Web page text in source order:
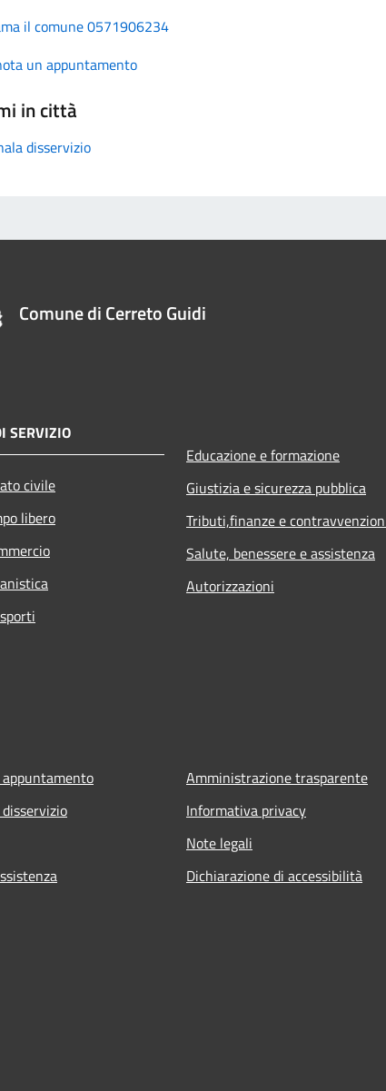
il comune 0571906234
un appuntamento
in città
disservizio
Comune di Cerreto Guidi
SERVIZIO
civile
libero
Educazione e formazione
Giustizia e sicurezza pubblica
Tributi,finanze e
Salute, benessere e assistenza
Autorizzazioni
Amministrazione trasparente
Informativa privacy
Note legali
Dichiarazione di accessibilità